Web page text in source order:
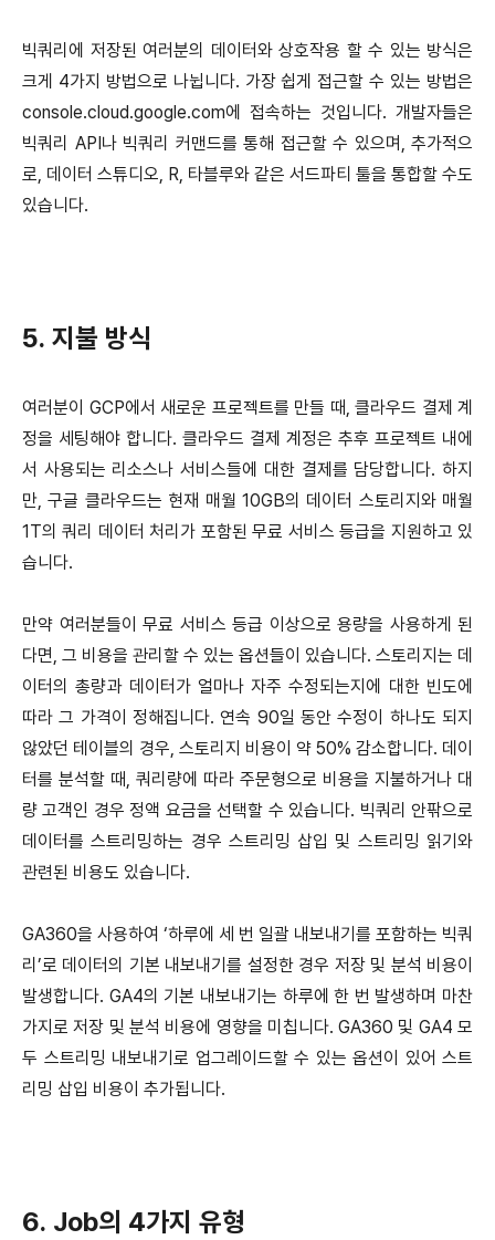
빅쿼리에 저장된 여러분의 데이터와 상호작용 할 수 있는 방식은
크게 4가지 방법으로 나뉩니다. 가장 쉽게 접근할 수 있는 방법은
console.cloud.google.com에 접속하는 것입니다. 개발자들은
빅쿼리 API나 빅쿼리 커맨드를 통해 접근할 수 있으며, 추가적으
로, 데이터 스튜디오, R, 타블루와 같은 서드파티 툴을 통합할 수도
있습니다.
5. 지불 방식
여러분이 GCP에서 새로운 프로젝트를 만들 때, 클라우드 결제 계
정을 세팅해야 합니다. 클라우드 결제 계정은 추후 프로젝트 내에
서 사용되는 리소스나 서비스들에 대한 결제를 담당합니다. 하지
만, 구글 클라우드는 현재 매월 10GB의 데이터 스토리지와 매월
1T의 쿼리 데이터 처리가 포함된 무료 서비스 등급을 지원하고 있
습니다.
만약 여러분들이 무료 서비스 등급 이상으로 용량을 사용하게 된
다면, 그 비용을 관리할 수 있는 옵션들이 있습니다. 스토리지는 데
이터의 총량과 데이터가 얼마나 자주 수정되는지에 대한 빈도에
따라 그 가격이 정해집니다. 연속 90일 동안 수정이 하나도 되지
않았던 테이블의 경우, 스토리지 비용이 약 50% 감소합니다. 데이
터를 분석할 때, 쿼리량에 따라 주문형으로 비용을 지불하거나 대
량 고객인 경우 정액 요금을 선택할 수 있습니다. 빅쿼리 안팎으로
데이터를 스트리밍하는 경우 스트리밍 삽입 및 스트리밍 읽기와
관련된 비용도 있습니다.
GA360을 사용하여 ‘하루에 세 번 일괄 내보내기를 포함하는 빅쿼
리’로 데이터의 기본 내보내기를 설정한 경우 저장 및 분석 비용이
발생합니다. GA4의 기본 내보내기는 하루에 한 번 발생하며 마찬
가지로 저장 및 분석 비용에 영향을 미칩니다. GA360 및 GA4 모
두 스트리밍 내보내기로 업그레이드할 수 있는 옵션이 있어 스트
리밍 삽입 비용이 추가됩니다.
6. Job의 4가지 유형